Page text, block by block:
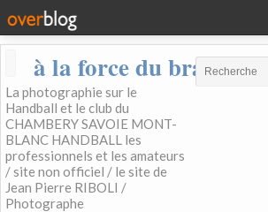
à la force du bras
La photographie sur le
Handball et le club du
CHAMBERY SAVOIE MONT-
BLANC HANDBALL les
professionnels et les amateurs
/ site non officiel / le site de
Jean Pierre RIBOLI /
Photographe